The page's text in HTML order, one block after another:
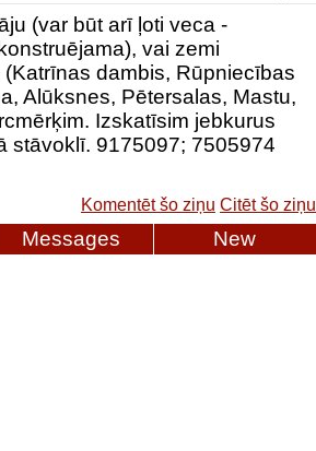
(var būt arī ļoti veca -
vai zemi
dambis, Rūpniecības
Alūksnes, Pētersalas, Mastu,
Izskatīsim jebkurus
stāvoklī. 9175097; 7505974
Komentēt šo ziņu Citēt šo ziņu
Messages New